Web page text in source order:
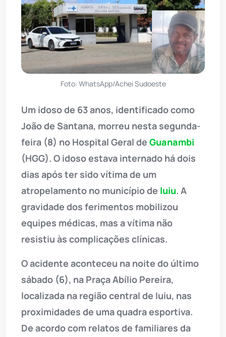
Foto: WhatsApp/Achei Sudoeste
Um idoso de 63 anos, identificado como
João de Santana, morreu nesta segunda-
feira (8) no Hospital Geral de Guanambi
(HGG). O idoso estava internado há dois
dias após ter sido vítima de um
atropelamento no município de Iuiu. A
gravidade dos ferimentos mobilizou
equipes médicas, mas a vítima não
resistiu às complicações clínicas.
O acidente aconteceu na noite do último
sábado (6), na Praça Abílio Pereira,
localizada na região central de Iuiu, nas
proximidades de uma quadra esportiva.
De acordo com relatos de familiares da